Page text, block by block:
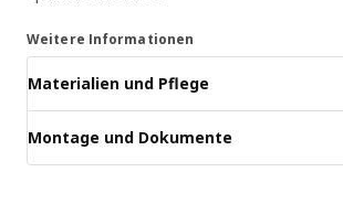
Weitere Informationen
Materialien und Pflege
Montage und Dokumente